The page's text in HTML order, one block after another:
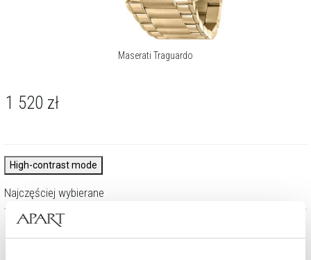
Maserati Traguardo
1 520 zł
High-contrast mode
Najczęściej wybierane